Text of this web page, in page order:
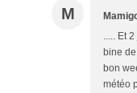
M
..... Et
bine
bon
météo